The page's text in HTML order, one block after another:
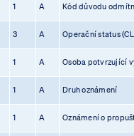
1 A Kód důvodu
3 A Operační status
1 A Osoba potvrzující
1 A Druh oznámení
1 A Oznámení o